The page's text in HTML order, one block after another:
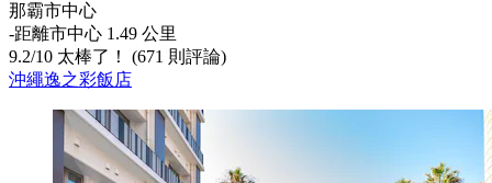
那霸市中心
‐距離市中心 1.49 公里
9.2/10 太棒了！ (671 則評論)
沖繩逸之彩飯店